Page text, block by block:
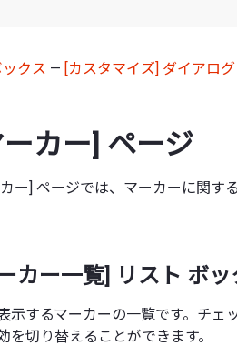
クス — [カスタマイズ] ダイアロ
ーカー] ページ
ー] ページでは、マーカーに関す
カー一覧] リスト ボッ
示するマーカーの一覧です。チェ
を切り替えることができます。